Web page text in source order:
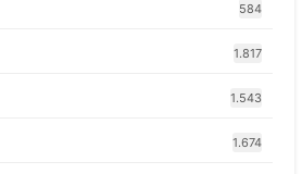
584
1.817
1.543
1.674